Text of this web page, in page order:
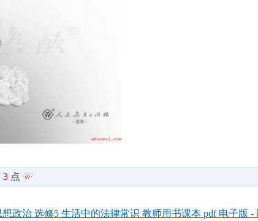
3 点
想政治 选修5 生活中的法律常识 教师用书课本 pdf 电子版 -